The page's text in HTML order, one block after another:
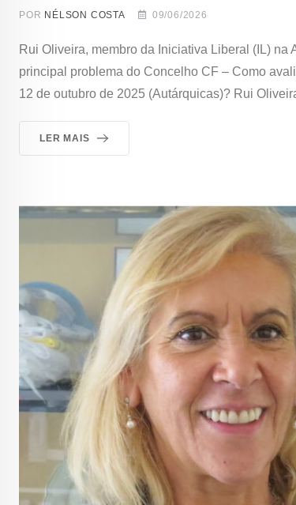
POR NÉLSON COSTA 09/06/2026
Rui Oliveira, membro da Iniciativa Liberal (IL)
principal problema do Concelho CF – Como
12 de outubro de 2025 (Autárquicas)? Rui
LER MAIS